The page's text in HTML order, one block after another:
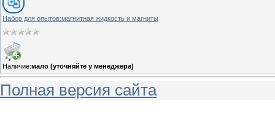
Набор для опытов:магнитная жидкость и магниты
Наличие:мало (уточняйте у менеджера)
Полная версия сайта